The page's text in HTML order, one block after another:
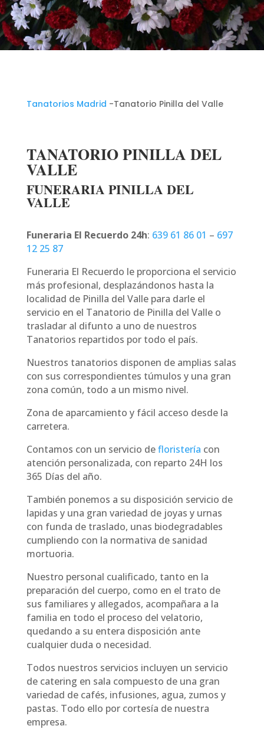
Tanatorios Madrid -Tanatorio Pinilla del Valle
TANATORIO PINILLA DEL
VALLE
FUNERARIA PINILLA DEL
VALLE
Funeraria El Recuerdo 24h: 639 61 86 01 – 697
12 25 87
Funeraria El Recuerdo le proporciona el servicio
más profesional, desplazándonos hasta la
localidad de Pinilla del Valle para darle el
servicio en el Tanatorio de Pinilla del Valle o
trasladar al difunto a uno de nuestros
Tanatorios repartidos por todo el país.
Nuestros tanatorios disponen de amplias salas
con sus correspondientes túmulos y una gran
zona común, todo a un mismo nivel.
Zona de aparcamiento y fácil acceso desde la
carretera.
Contamos con un servicio defloristería con
atención personalizada, con reparto 24H los
365 Días del año.
También ponemos a su disposición servicio de
lapidas y una gran variedad de joyas y urnas
con funda de traslado, unas biodegradables
cumpliendo con la normativa de sanidad
mortuoria.
Nuestro personal cualificado, tanto en la
preparación del cuerpo, como en el trato de
sus familiares y allegados, acompañara a la
familia en todo el proceso del velatorio,
quedando a su entera disposición ante
cualquier duda o necesidad.
Todos nuestros servicios incluyen un servicio
de catering en sala compuesto de una gran
variedad de cafés, infusiones, agua, zumos y
pastas. Todo ello por cortesía de nuestra
empresa.